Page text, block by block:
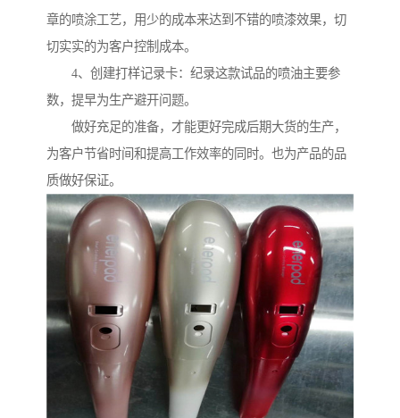
章的喷涂工艺，用少的成本来达到不错的喷漆效果，切
切实实的为客户控制成本。
4、创建打样记录卡：纪录这款试品的喷油主要参
数，提早为生产避开问题。
做好充足的准备，才能更好完成后期大货的生产，
为客户节省时间和提高工作效率的同时。也为产品的品
质做好保证。